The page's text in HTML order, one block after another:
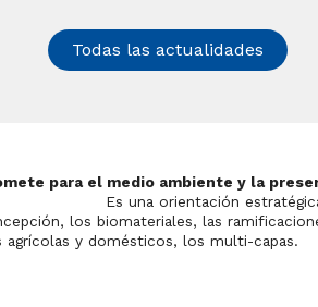
Todas las actualidades
para el medio ambiente y la
estratégica en el
los biomateriales, las
y domésticos, los multi-capas.